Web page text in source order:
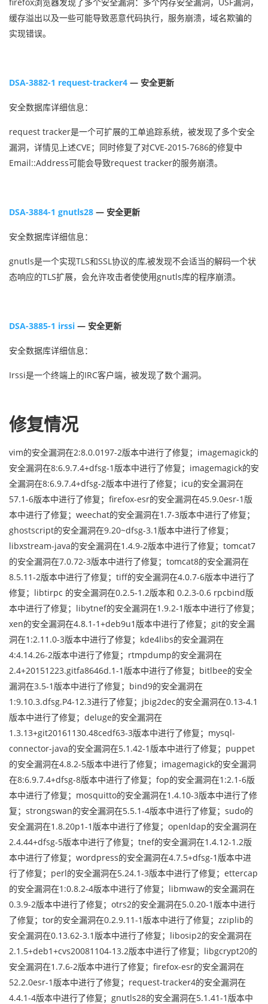
缓存溢出以及一些可能导致恶意代码执行，服务崩溃，域名欺骗的
实现错误。
DSA-3882-1 request-tracker4 — 安全更新
安全数据库详细信息：
request tracker是一个可扩展的工单追踪系统，被发现了多个安全
漏洞，详情见上述CVE；同时修复了对CVE-2015-7686的修复中
Email::Address可能会导致request tracker的服务崩溃。
DSA-3884-1 gnutls28 — 安全更新
安全数据库详细信息：
gnutls是一个实现TLS和SSL协议的库,被发现不会适当的解码一个状
态响应的TLS扩展，会允许攻击者使使用gnutls库的程序崩溃。
DSA-3885-1 irssi — 安全更新
安全数据库详细信息：
Irssi是一个终端上的IRC客户端，被发现了数个漏洞。
修复情况
vim的安全漏洞在2:8.0.0197-2版本中进行了修复；imagemagick的
安全漏洞在8:6.9.7.4+dfsg-1版本中进行了修复；imagemagick的安
全漏洞在8:6.9.7.4+dfsg-2版本中进行了修复；icu的安全漏洞在
57.1-6版本中进行了修复；firefox-esr的安全漏洞在45.9.0esr-1版
本中进行了修复；weechat的安全漏洞在1.7-3版本中进行了修复；
ghostscript的安全漏洞在9.20~dfsg-3.1版本中进行了修复；
libxstream-java的安全漏洞在1.4.9-2版本中进行了修复；tomcat7
的安全漏洞在7.0.72-3版本中进行了修复；tomcat8的安全漏洞在
8.5.11-2版本中进行了修复；tiff的安全漏洞在4.0.7-6版本中进行了
修复；libtirpc 的安全漏洞在0.2.5-1.2版本和 0.2.3-0.6 rpcbind版
本中进行了修复；libytnef的安全漏洞在1.9.2-1版本中进行了修复；
xen的安全漏洞在4.8.1-1+deb9u1版本中进行了修复；git的安全漏
洞在1:2.11.0-3版本中进行了修复；kde4libs的安全漏洞在
4:4.14.26-2版本中进行了修复；rtmpdump的安全漏洞在
2.4+20151223.gitfa8646d.1-1版本中进行了修复；bitlbee的安全
漏洞在3.5-1版本中进行了修复；bind9的安全漏洞在
1:9.10.3.dfsg.P4-12.3进行了修复；jbig2dec的安全漏洞在0.13-4.1
版本中进行了修复；deluge的安全漏洞在
1.3.13+git20161130.48cedf63-3版本中进行了修复；mysql-
connector-java的安全漏洞在5.1.42-1版本中进行了修复；puppet
的安全漏洞在4.8.2-5版本中进行了修复；imagemagick的安全漏洞
在8:6.9.7.4+dfsg-8版本中进行了修复；fop的安全漏洞在1:2.1-6版
本中进行了修复；mosquitto的安全漏洞在1.4.10-3版本中进行了修
复；strongswan的安全漏洞在5.5.1-4版本中进行了修复；sudo的
安全漏洞在1.8.20p1-1版本中进行了修复；openldap的安全漏洞在
2.4.44+dfsg-5版本中进行了修复；tnef的安全漏洞在1.4.12-1.2版
本中进行了修复；wordpress的安全漏洞在4.7.5+dfsg-1版本中进
行了修复；perl的安全漏洞在5.24.1-3版本中进行了修复；ettercap
的安全漏洞在1:0.8.2-4版本中进行了修复；libmwaw的安全漏洞在
0.3.9-2版本中进行了修复；otrs2的安全漏洞在5.0.20-1版本中进行
了修复；tor的安全漏洞在0.2.9.11-1版本中进行了修复；zziplib的
安全漏洞在0.13.62-3.1版本中进行了修复；libosip2的安全漏洞在
2.1.5+deb1+cvs20081104-13.2版本中进行了修复；libgcrypt20的
安全漏洞在1.7.6-2版本中进行了修复；firefox-esr的安全漏洞在
52.2.0esr-1版本中进行了修复；request-tracker4的安全漏洞在
4.4.1-4版本中进行了修复；gnutls28的安全漏洞在5.1.41-1版本中